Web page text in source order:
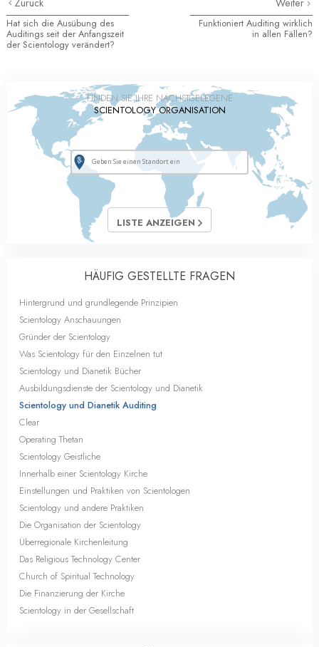
Zurück
Hat sich die Ausübung des
Auditings seit der Anfangszeit
der Scientology verändert?
Weiter
Funktioniert Auditing wirklich
in allen Fällen?
FINDEN SIE IHRE NÄCHSTGELEGENE
SCIENTOLOGY ORGANISATION
LISTE ANZEIGEN
HÄUFIG GESTELLTE FRAGEN
Hintergrund und grundlegende Prinzipien
Scientology Anschauungen
Gründer der Scientology
Was Scientology für den Einzelnen tut
Scientology und Dianetik Bücher
Ausbildungsdienste der Scientology und Dianetik
Scientology und Dianetik Auditing
Clear
Operating Thetan
Scientology Geistliche
Innerhalb einer Scientology Kirche
Einstellungen und Praktiken von Scientologen
Scientology und andere Praktiken
Die Organisation der Scientology
Überregionale Kirchenleitung
Das Religious Technology Center
Church of Spiritual Technology
Die Finanzierung der Kirche
Scientology in der Gesellschaft